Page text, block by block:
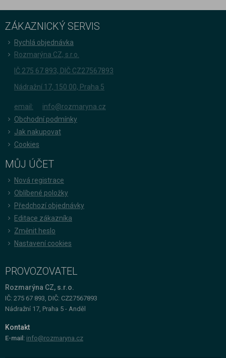
ZÁKAZNICKÝ SERVIS
Rychlá objednávka
Rozmarýna CZ, s.r.o.
IČ 275 67 893, DIČ CZ27567893
Nádražní 17, 150 00, Praha 5
email:
info@rozmaryna.cz
Obchodní podmínky
Jak nakupovat
Cookies
MŮJ ÚČET
Nová registrace
Oblíbené položky
Předchozí objednávky
Editace zákazníka
Změnit heslo
Nastavení cookies
PROVOZOVATEL
Rozmarýna CZ, s.r.o.
IČ: 275 67 893, DIČ: CZ27567893
Nádražní 17, Praha 5 - Anděl
Kontakt
E-mail: info@rozmaryna.cz